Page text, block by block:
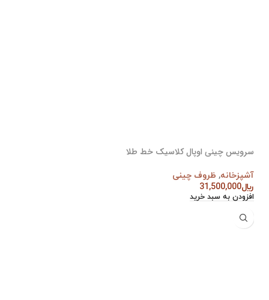
سرویس چینی اوپال کلاسیک خط طلا
آشپزخانه, ظروف چینی
﷼31,500,000
افزودن به سبد خرید